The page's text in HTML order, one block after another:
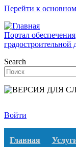
Перейти к
Портал обеспечения
градостроительной
Search
Войти
Главная